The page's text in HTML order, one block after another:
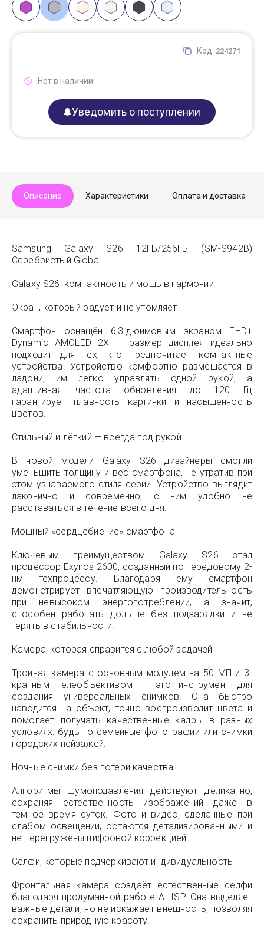
Код: 224271
Нет в наличии
Уведомить о поступлении
Описание Характеристики Оплата и доставка
Samsung Galaxy S26 12ГБ/256ГБ (SM-S942B)
Серебристый Global.
Galaxy S26: компактность и мощь в гармонии
Экран, который радует и не утомляет
Смартфон оснащён 6,3-дюймовым экраном FHD+
Dynamic AMOLED 2X — размер дисплея идеально
подходит для тех, кто предпочитает компактные
устройства. Устройство комфортно размещается в
ладони, им легко управлять одной рукой, а
адаптивная частота обновления до 120 Гц
гарантирует плавность картинки и насыщенность
цветов.
Стильный и лёгкий — всегда под рукой
В новой модели Galaxy S26 дизайнеры смогли
уменьшить толщину и вес смартфона, не утратив при
этом узнаваемого стиля серии. Устройство выглядит
лаконично и современно, с ним удобно не
расставаться в течение всего дня.
Мощный «сердцебиение» смартфона
Ключевым преимуществом Galaxy S26 стал
процессор Exynos 2600, созданный по передовому 2-
нм техпроцессу. Благодаря ему смартфон
демонстрирует впечатляющую производительность
при невысоком энергопотреблении, а значит,
способен работать дольше без подзарядки и не
терять в стабильности.
Камера, которая справится с любой задачей
Тройная камера с основным модулем на 50 МП и 3-
кратным телеобъективом — это инструмент для
создания универсальных снимков. Она быстро
наводится на объект, точно воспроизводит цвета и
помогает получать качественные кадры в разных
условиях: будь то семейные фотографии или снимки
городских пейзажей.
Ночные снимки без потери качества
Алгоритмы шумоподавления действуют деликатно,
сохраняя естественность изображений даже в
тёмное время суток. Фото и видео, сделанные при
слабом освещении, остаются детализированными и
не перегружены цифровой коррекцией.
Селфи, которые подчёркивают индивидуальность
Фронтальная камера создаёт естественные селфи
благодаря продуманной работе AI ISP. Она выделяет
важные детали, но не искажает внешность, позволяя
сохранить природную красоту.